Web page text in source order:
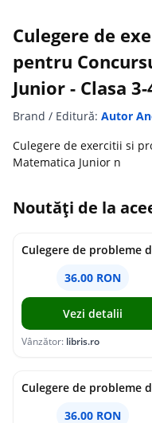
Culegere de
pentru
Junior - Clasa 3-
Brand / Editură: Autor
Culegere de exercitii si
Matematica Junior n
Noutăți de la
36.00 RON
Vezi detalii
Vânzător: libris.ro
36.00 RON